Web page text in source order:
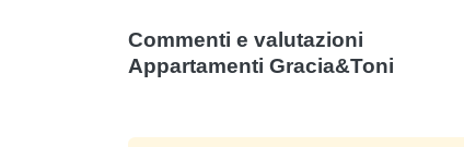
Commenti e valutazioni
Appartamenti Gracia&Toni